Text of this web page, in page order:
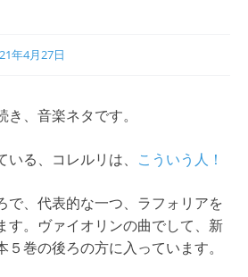
年4月27日
、音楽ネタです。
る、コレルリは、 こういう人！
で、代表的な一つ、ラフォリアを
す。ヴァイオリンの曲でして、新
５巻の後ろの方に入っています。